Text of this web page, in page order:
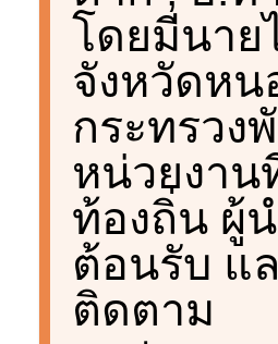
โดยมีนาย
จังหวัดหน
กระทรว
หน่วยงาน
ท้องถิ่น ผู้
ต้อนรับ แ
ติดตาม